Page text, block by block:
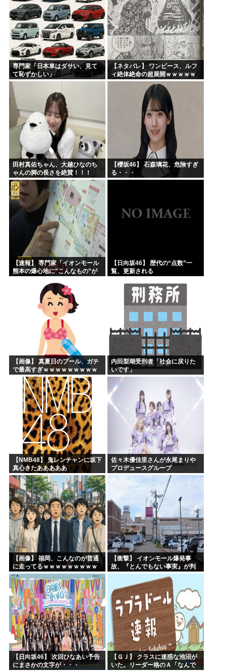
専門家「日本車はダサい、見て
て恥ずかしい」
【ネタバレ】 ワンピース、ルフ
ィ絶体絶命の超展開ｗｗｗｗｗ
ｗｗｗｗｗｗｗｗｗｗｗｗｗｗ
ｗｗｗｗｗｗｗｗｗｗｗｗｗｗ
ｗｗｗｗｗｗｗｗｗｗｗｗ...
田村真佑ちゃん、大越ひなのち
ゃんの脚の長さを絶賛！！！
【乃木坂46】
【櫻坂46】 石森璃花、危険すぎ
る・・・
【速報】 専門家「イオンモール
熊本の爆心地に”こんなもの”が
【日向坂46】 歴代の“点数”一
覧、更新される
【画像】 真夏日のプール、ガチ
で最高すぎｗｗｗｗｗｗｗｗｗ
内田梨瑚受刑者「社会に戻りた
いです」
【NMB48】 鬼レンチャンに坂下
真心きたあああああ
佐々木優佳里さんが永尾まりや
プロデュースグループ
「WASURENA」に加入発表！
現在のグループと兼任へ【元
AKB48ゆかるん・まりやぎ】
【画像】 福岡、こんなのが普通
に走ってるｗｗｗｗｗｗｗｗｗ
ｗｗｗｗｗｗｗ
【衝撃】 イオンモール爆発事
故、『とんでもない事実』が判
明してしまう・・・・・・
【日向坂46】 次回ひなあい予告
にまさかの文字が・・・
【ＧＪ】 クラスに迷惑な池沼が
いた。リーダー格のＡ「なんで